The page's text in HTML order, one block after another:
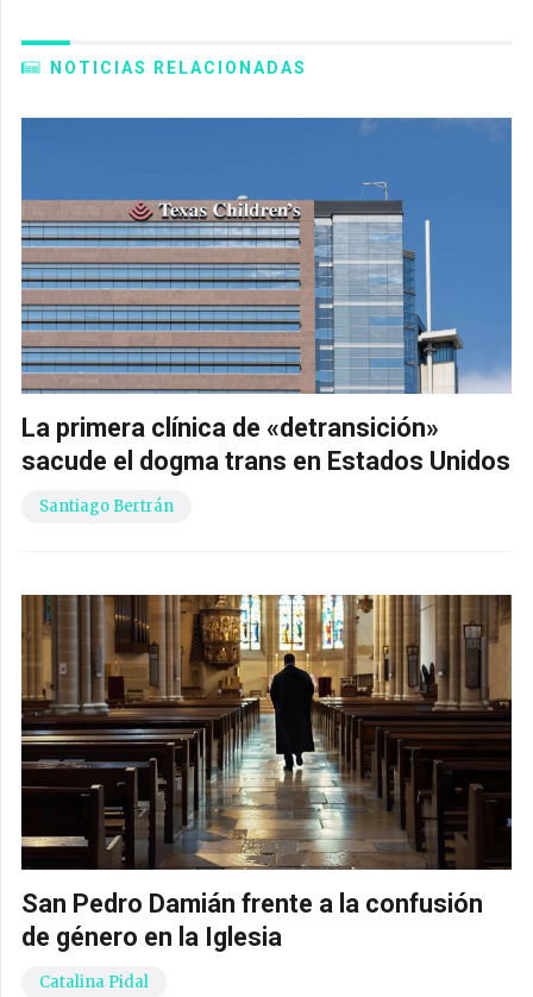
NOTICIAS RELACIONADAS
La primera clínica de «detransición»
sacude el dogma trans en Estados Unidos
Santiago Bertrán
San Pedro Damián frente a la confusión
de género en la Iglesia
Catalina Pidal